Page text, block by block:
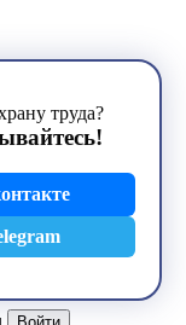
труда?